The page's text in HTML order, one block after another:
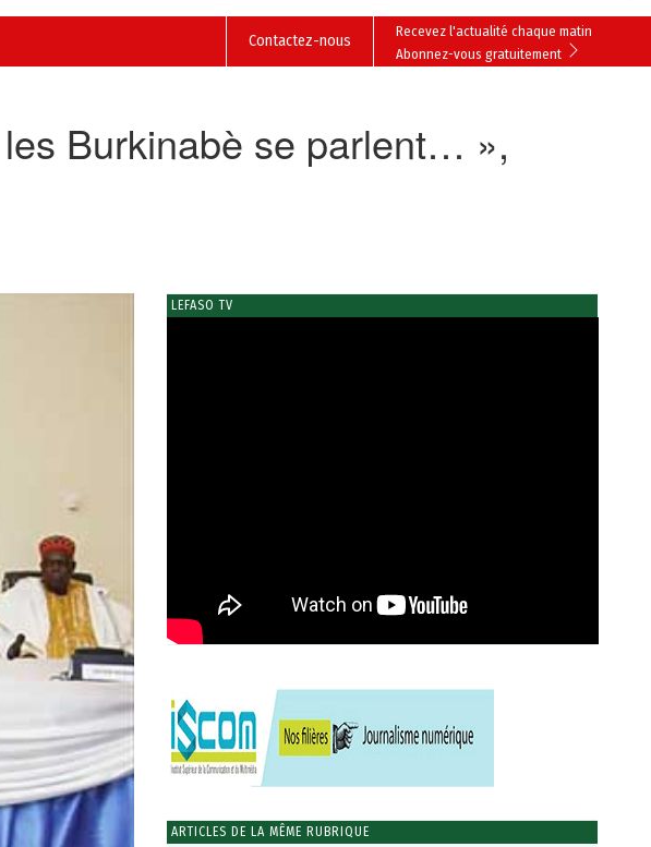
Recevez l'actualité chaque matin
Abonnez-vous gratuitement
Contactez-nous
Burkinabè se parlent… »,
LEFASO TV
ARTICLES DE LA MÊME RUBRIQUE